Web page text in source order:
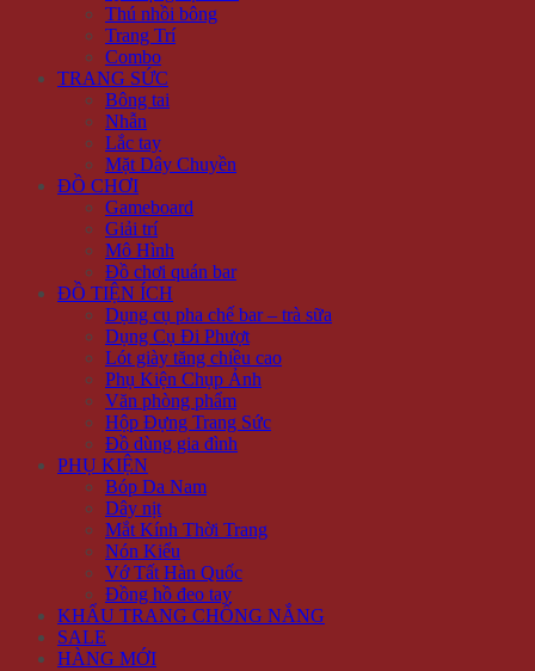
Thú nhồi bông
Trang Trí
Combo
TRANG SỨC
Bông tai
Nhẫn
Lắc tay
Mặt Dây Chuyền
ĐỒ CHƠI
Gameboard
Giải trí
Mô Hình
Đồ chơi quán bar
ĐỒ TIỆN ÍCH
Dụng cụ pha chế bar – trà sữa
Dụng Cụ Đi Phượt
Lót giày tăng chiều cao
Phụ Kiện Chụp Ảnh
Văn phòng phẩm
Hộp Đựng Trang Sức
Đồ dùng gia đình
PHỤ KIỆN
Bóp Da Nam
Dây nịt
Mắt Kính Thời Trang
Nón Kiểu
Vớ Tất Hàn Quốc
Đồng hồ đeo tay
KHẨU TRANG CHỐNG NẮNG
SALE
HÀNG MỚI